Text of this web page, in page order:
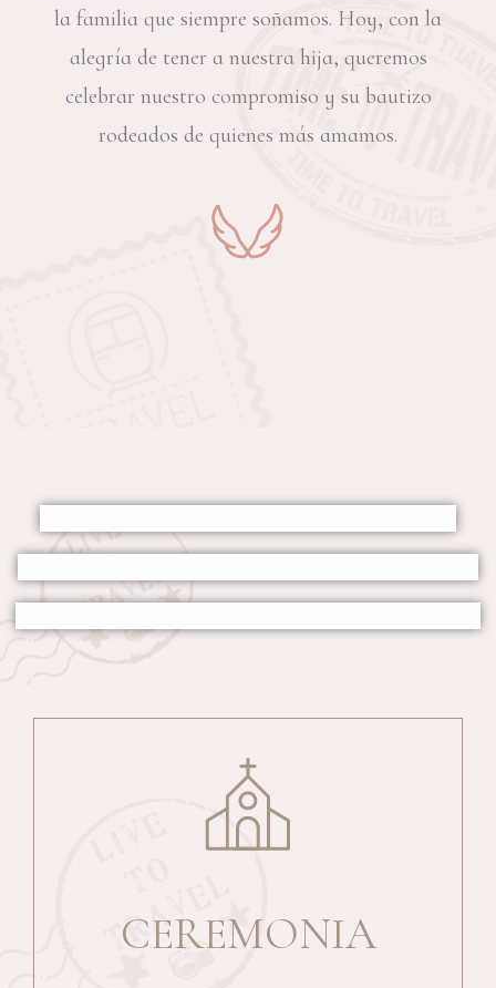
la familia que siempre soñamos. Hoy, con la
alegría de tener a nuestra hija, queremos
celebrar nuestro compromiso y su bautizo
rodeados de quienes más amamos.
CEREMONIA